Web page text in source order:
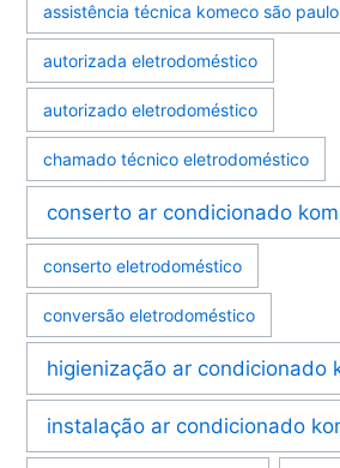
assistência técnica komeco são paulo
autorizada eletrodoméstico
autorizado eletrodoméstico
chamado técnico eletrodoméstico
conserto ar condicionado
conserto eletrodoméstico
conversão eletrodoméstico
higienização ar condicionado
instalação ar condicionado